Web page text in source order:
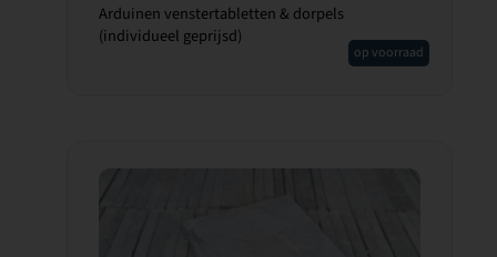
Arduinen venstertabletten & dorpels
(individueel geprijsd)
op voorraad